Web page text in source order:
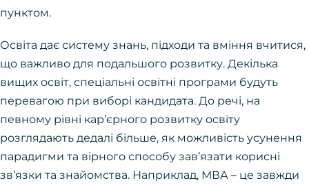
пунктом.
Освіта дає систему знань, підходи та вміння вчитися,
що важливо для подальшого розвитку. Декілька
вищих освіт, спеціальні освітні програми будуть
перевагою при виборі кандидата. До речі, на
певному рівні кар’єрного розвитку освіту
розглядають дедалі більше, як можливість усунення
парадигми та вірного способу зав’язати корисні
зв’язки та знайомства. Наприклад, МВА – це завжди